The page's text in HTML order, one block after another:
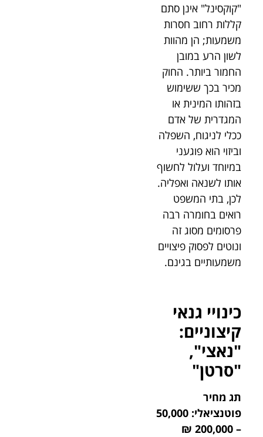
"קוקסינל" אינן סתם
קללות רחוב חסרות
משמעות; הן מהוות
לשון הרע במובן
החמור ביותר. החוק
מכיר בכך ששימוש
בזהותו המינית או
המגדרית של אדם
ככלי לניגוח, השפלה
וביזוי הוא פוגעני
במיוחד ועלול לחשוף
אותו לשנאה ואפליה.
לכן, בתי המשפט
רואים בחומרה רבה
פרסומים מסוג זה
ונוטים לפסוק פיצויים
משמעותיים בגינם.
כינויי גנאי
קיצוניים:
"נאצי",
"סרטן"
תג מחיר
פוטנציאלי: 50,000
– 200,000 ₪